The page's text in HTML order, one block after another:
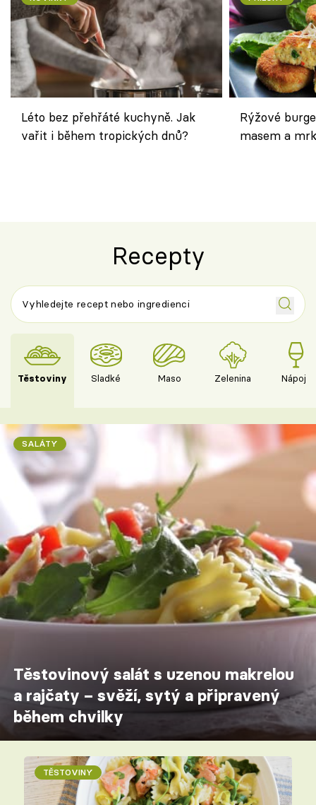
Léto bez přehřáté kuchyně. Jak
vařit i během tropických dnů?
Rýžové
masem a
Recepty
Těstoviny Sladké Maso Zelenina Nápoje
SALÁTY
Těstovinový salát s uzenou makrelou
a rajčaty – svěží, sytý a připravený
během chvilky
TĚSTOVINY